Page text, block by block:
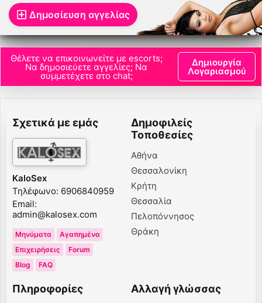
Δημοσίευση αγγελίας
Θέλετε να επικοινωνείτε με escorts;
Να δημοσιεύετε αγγελίες; Να
συμμετέχετε στο chat;
Δημιουργία
Λογαριασμού
Σχετικά με εμάς
KaloSex
Τηλέφωνο: 6906840959
Email:
admin@kalosex.com
Μηνύματα
Αγαπημένα
Επιχειρήσεις
Forum
Blog
FAQ
Δημοφιλείς
Τοποθεσίες
Αθήνα
Θεσσαλονίκη
Κρήτη
Θεσσαλία
Πελοπόννησος
Θράκη
Πληροφορίες Αλλαγή γλώσσας